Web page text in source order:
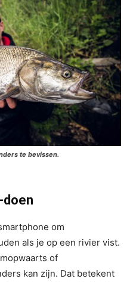
te bevissen.
doen
om
als je op een rivier vist.
of
kan zijn. Dat betekent